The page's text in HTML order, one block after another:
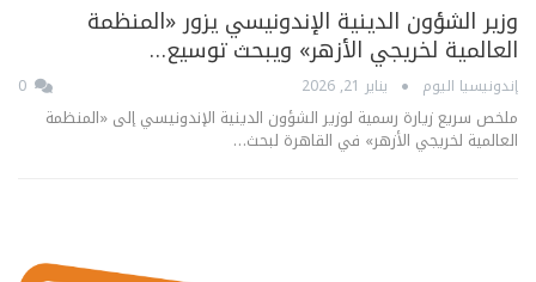
وزير الشؤون الدينية الإندونيسي يزور «المنظمة
العالمية لخريجي الأزهر» ويبحث توسيع…
إندونيسيا اليوم يناير 21, 2026
ملخص سريع زيارة رسمية لوزير الشؤون الدينية الإندونيسي إلى «المنظمة
العالمية لخريجي الأزهر» في القاهرة لبحث…